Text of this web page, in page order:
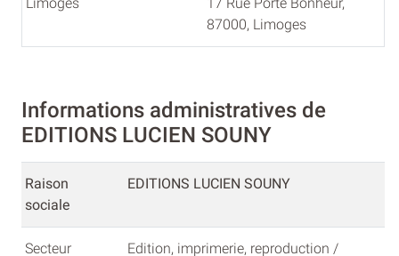
87000, Limoges
Informations administratives de
EDITIONS LUCIEN SOUNY
Raison
sociale
EDITIONS LUCIEN SOUNY
Secteur
Edition, imprimerie, reproduction /